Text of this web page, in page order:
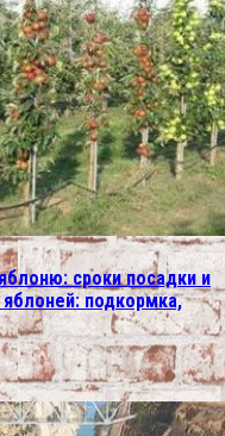
сроки посадки и
подкормка,